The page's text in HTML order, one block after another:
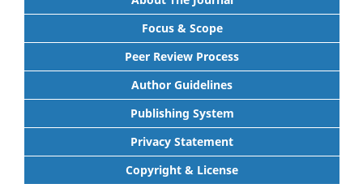
Focus & Scope
Peer Review Process
Author Guidelines
Publishing System
Privacy Statement
Copyright & License